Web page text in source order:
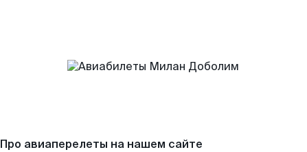
Про авиаперелеты на нашем сайте